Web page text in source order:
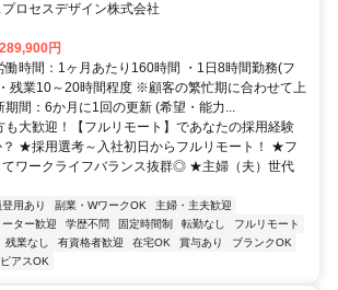
ロセスデザイン株式会社
円
働時間：1ヶ月あたり160時間 ・1日8時間勤務(フ
残業10～20時間程度 ※顧客の繁忙期に合わせて上
期間：6か月に1回の更新 (希望・能力...
も大歓迎！【フルリモート】であなたの採用経験
？ ★採用選考～入社初日からフルリモート！ ★フ
てワークライフバランス抜群◎ ★主婦（夫）世代
用あり 副業・WワークOK
主婦・主夫歓迎
ーター歓迎 学歴不問 固定時間制 転勤なし
フルリモート
残業なし 有資格者歓迎 在宅OK 賞与あり
ブランクOK
ピアスOK